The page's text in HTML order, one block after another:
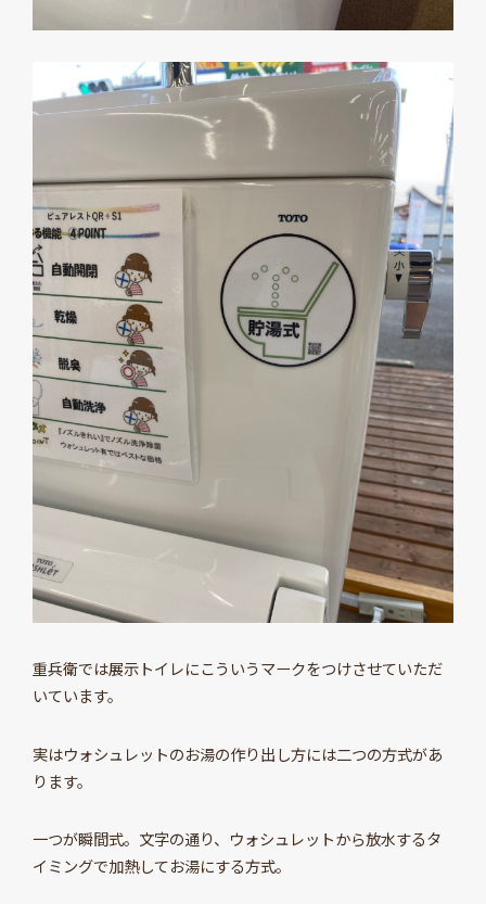
重兵衛では展示トイレにこういうマークをつけさせていただ
いています。
実はウォシュレットのお湯の作り出し方には二つの方式があ
ります。
一つが瞬間式。文字の通り、ウォシュレットから放水するタ
イミングで加熱してお湯にする方式。